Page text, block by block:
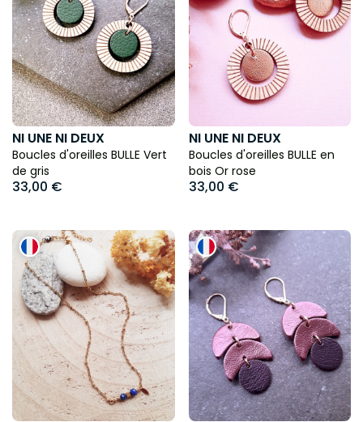
NI UNE NI DEUX
Boucles d'oreilles BULLE Vert
de gris
33,00 €
NI UNE NI DEUX
Boucles d'oreilles BULLE en
bois Or rose
33,00 €